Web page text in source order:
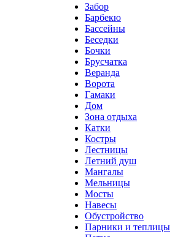
Забор
Барбекю
Бассейны
Беседки
Бочки
Брусчатка
Веранда
Ворота
Гамаки
Дом
Зона отдыха
Катки
Костры
Лестницы
Летний душ
Мангалы
Мельницы
Мосты
Навесы
Обустройство
Парники и теплицы